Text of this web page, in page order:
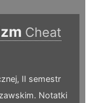
Cheat
II semestr
Notatki